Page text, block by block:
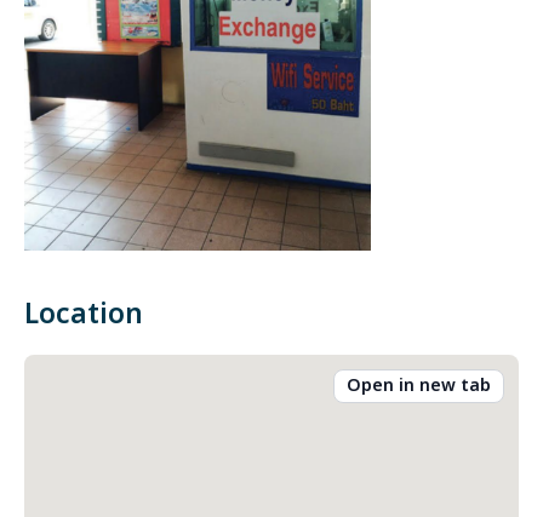
Location
Open in new tab